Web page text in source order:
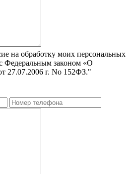
на обработку моих персональных
Федеральным законом «О
27.07.2006 г. No 152­ФЗ."